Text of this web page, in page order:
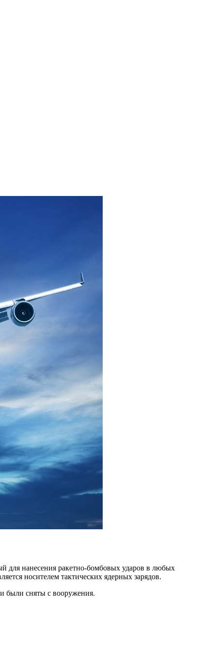
для нанесения ракетно-бомбовых ударов в любых
носителем тактических ядерных зарядов.
были сняты с вооружения.